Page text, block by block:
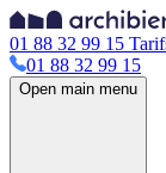
01 88 32 99 15
01 88 32 99 15
Open main menu